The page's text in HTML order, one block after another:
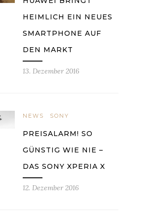
HEIMLICH EIN NEUES
SMARTPHONE AUF
DEN MARKT
13. Dezember 2016
NEWS SONY
PREISALARM! SO
GÜNSTIG WIE NIE –
DAS SONY XPERIA X
12. Dezember 2016